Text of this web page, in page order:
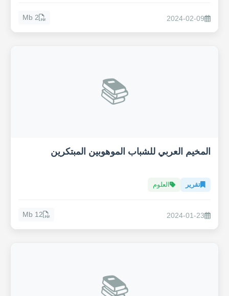
2024-02-09
2 Mb
📚
المخيم العربي للشباب الموهوبين المبتكرين
تقرير العلوم
2024-01-23
12 Mb
📚